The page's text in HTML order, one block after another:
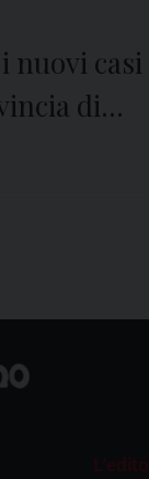
nuovi casi
di